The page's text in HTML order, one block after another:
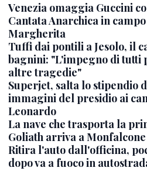
Venezia omaggia Guccini
Cantata Anarchica in
Margherita
Tuffi dai pontili a Jesolo, il
bagnini: "L'impegno di tutti
altre tragedie"
Superjet, salta lo stipendio
immagini del presidio ai
Leonardo
La nave che trasporta la
Goliath arriva a Monfalcone
Ritira l'auto dall'officina,
dopo va a fuoco in